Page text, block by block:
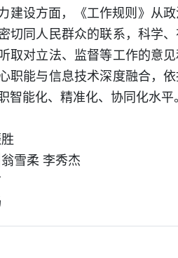
建设方面，《工作规则》从
切同人民群众的联系，科学
取对立法、监督等工作的意
职能与信息技术深度融合，
智能化、精准化、协同化水
雪柔 李秀杰